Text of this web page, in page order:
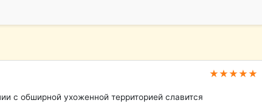
★★★★★
с обширной ухоженной территорией славится